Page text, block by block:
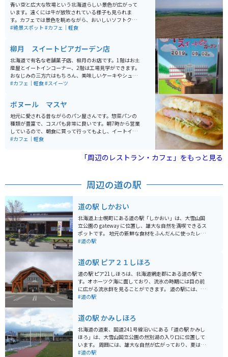
青い空と広大な牧場という北海道らしい景色が広がって
います。遠くには牛が放牧されている様子も見られま
す。カフェでは景色を眺めながら、おいしいソフトクリ
ームや軽食を食べることができます。景色を見ながらい
#絶景スポット #カフェ｜軽食
柳月 スイートピアガーデン店
北海道で有名な老舗菓子店、柳月のお店です。1階はお土
産屋とイートインコーナー、2階は工場見学ができます。
おなじみの三方六はもちろん、美味しいケーキやシュー
クリーム、ソフトクリームもあります。甘いものとコー
#カフェ｜軽食#スイーツ
ボヌール マスヤ
地元に愛される昔ながらのパン屋さんです。惣菜パンの
種類が豊富で、コスパも非常に良いです。朝7時から営業
しているので、朝食に買って行ってもよし、イートイン
で焼き立てを食べても良いです。どのパンも小麦の味が
#カフェ｜軽食
「周辺のレストラン・カフェ」をもっと見る
周辺の道の駅
道の駅 しかおい
北海道上士幌町にある道の駅「しかおい」は、大雪山国
立公園の gateway に位置し、雄大な自然を満喫できるス
ポットです。 地元の新鮮な食材をふんだんに使ったレス
トランでは、鹿肉料理やソフトクリームが人気です。 売
ド牛「十勝ハーブ牛」を使った商品はおすすめです。 道
の駅から眺める景色は素晴らしく、晴れた日には雄大な
大雪連峰を望むことができます。 周辺には、糠平湖やタ
ウシュベツ川橋梁などの観光スポットもあり、ドライブ
やツーリングの拠点としても最適です。 バイクツーリン
良いため、快適なツーリングを楽しむことができます。
ただし、エゾシカなどの野生動物との遭遇には注意が必
要です。
#道の駅
道の駅 ピア２１しほろ
道の駅 ピア21しほろは、北海道網走郡にある道の駅で
す。オホーツク海に面しており、流氷の時期には目の前
に広がる流氷群を見ることができます。 道の駅には、レ
ストランや特産品販売所があり、地元の新鮮な海産物や
からオホーツク海を眺めることができます。周辺には、
濤沸湖や能取湖など、自然豊かな観光スポットが多く点
在しており、ツーリングの拠点としてもおすすめです。
春には広大な芝生の広場にタンポポが一面に咲き乱れ、
夏にはオホーツク海を望むキャンプ場でゆったりと過ご
#道の駅
道の駅 かみしほろ
北海道の道東、国道241号線沿いにある「道の駅 かみし
ほろ」は、大雪山国立公園の然別湖の入り口に位置して
います。 周囲には、雄大な自然が広がっており、夏はキ
ャンプやカヌー、冬はワカサギ釣りやスノーモービルな
#道の駅